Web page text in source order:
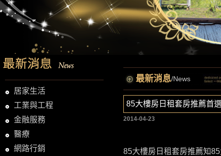
居家生活
工業與工程
金融服務
醫療
網路行銷
最新消息/News
85大樓房日租套房推薦首
2014-04-23
85大樓房日租套房推薦知